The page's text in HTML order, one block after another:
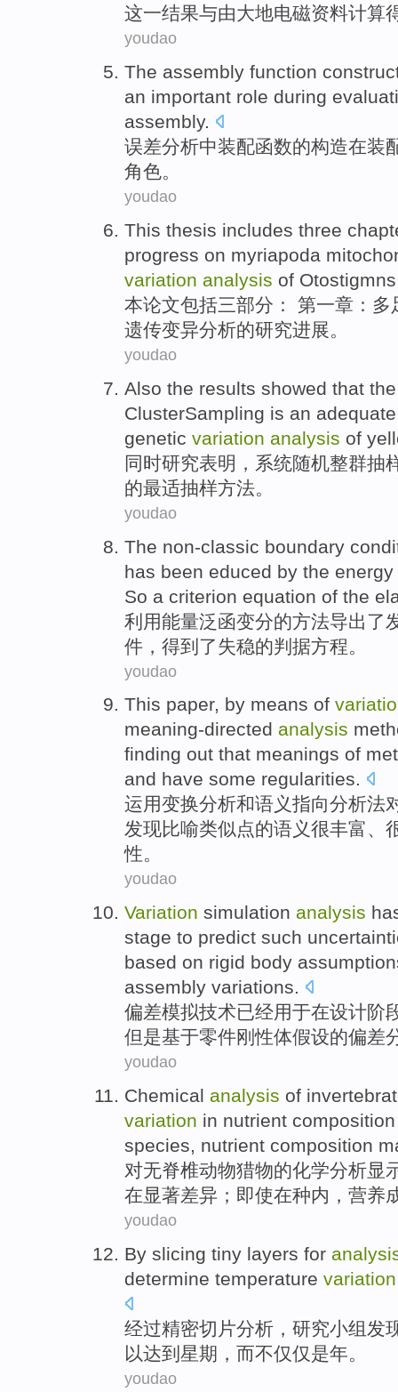
这一结果与由大地电磁资料计算
youdao
The assembly function
an important role during
assembly.
误差分析中装配函数的构造在装
角色。
youdao
This thesis includes three
progress on myriapoda
variation analysis of
本论文包括三部分 ： 第一章 ：多
遗传变异分析的研究进展。
youdao
Also the results showed that
ClusterSampling is an adequate
genetic variation analysis of
同时研究表明，系统随机整群抽
的最适抽样方法。
youdao
The non-classic boundary
has been educed by the energy
So a criterion equation of the
利用能量泛函变分的方法导出了
件 ， 得到 了失稳的判据方程 。
youdao
This paper, by means of
meaning-directed analysis
finding out that meanings of
and have some regularities.
运用变换分析和语义指向分析法
发现比喻类似点的语义很丰富、
性。
youdao
Variation simulation analysis
stage to predict such
based on rigid body
assembly variations.
偏差模拟技术已经用于在设计阶
但是基于零件刚性体假设的偏差
youdao
Chemical analysis of
variation in nutrient composition
species, nutrient composition
对无脊椎动物猎物的化学分析显
在显著差异 ； 即使在种内 ，营养
youdao
By slicing tiny layers for
determine temperature variation
经过精密切片分析 ， 研究小组发
以达到 星期 ，而不仅仅是年。
youdao